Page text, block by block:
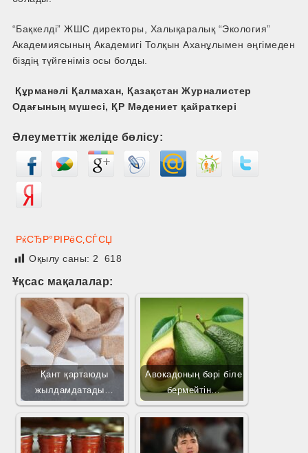
“Бақкелді” ЖШС директоры, Халықаралық “Экология”
Академиясының Академигі Толқын Аханұлымен әңгімеден
біздің түйгеніміз осы болды.
Құрманәлі Қалмахан, Қазақстан Журналистер
Одағының мүшесі, ҚР Мәдениет қайраткері
Әлеуметтік желіде бөлісу:
РќСЂР°РІРёС‚СЃСЏ
Оқылу саны:2 618
Ұқсас мақалалар:
Қант қартаюды
жылдамдатады…
Авокадоның бәрі біле
бермейтін…